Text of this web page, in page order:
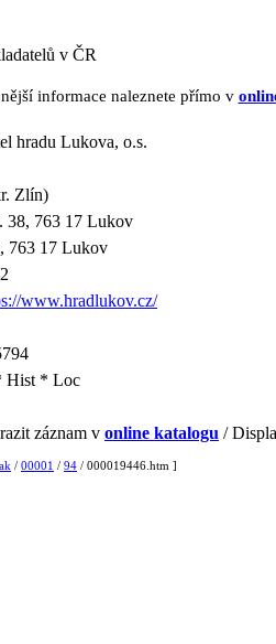
v ČR
informace naleznete přímo v
hradu Lukova, o.s.
Zlín)
38, 763 17 Lukov
763 17 Lukov
www.hradlukov.cz/
Hist * Loc
záznam v online katalogu /
/ 00001 / 94 / 000019446.htm ]